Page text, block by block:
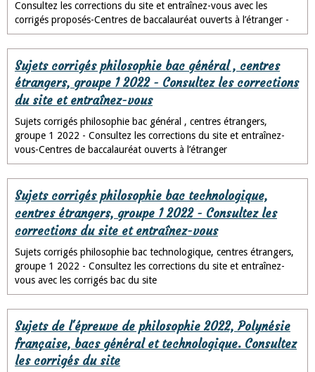
Consultez les corrections du site et entraînez-vous avec les
corrigés proposés-Centres de baccalauréat ouverts à l’étranger -
Sujets corrigés philosophie bac général , centres
étrangers, groupe 1 2022 - Consultez les corrections
du site et entraînez-vous
Sujets corrigés philosophie bac général , centres étrangers,
groupe 1 2022 - Consultez les corrections du site et entraînez-
vous-Centres de baccalauréat ouverts à l’étranger
Sujets corrigés philosophie bac technologique,
centres étrangers, groupe 1 2022 - Consultez les
corrections du site et entraînez-vous
Sujets corrigés philosophie bac technologique, centres étrangers,
groupe 1 2022 - Consultez les corrections du site et entraînez-
vous avec les corrigés bac du site
Sujets de l'épreuve de philosophie 2022, Polynésie
française, bacs général et technologique. Consultez
les corrigés du site